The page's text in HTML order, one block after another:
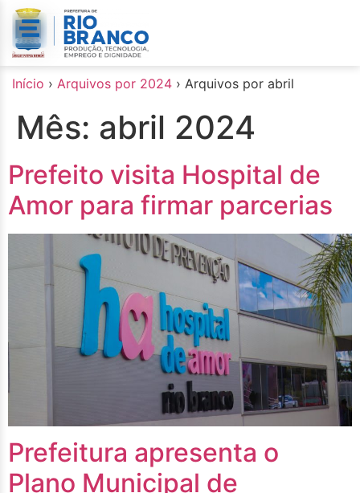
conteúdo
Início › Arquivos por 2024 › Arquivos por abril
Mês: abril 2024
Prefeito visita Hospital de
Amor para firmar parcerias
Prefeitura apresenta o
Plano Municipal de